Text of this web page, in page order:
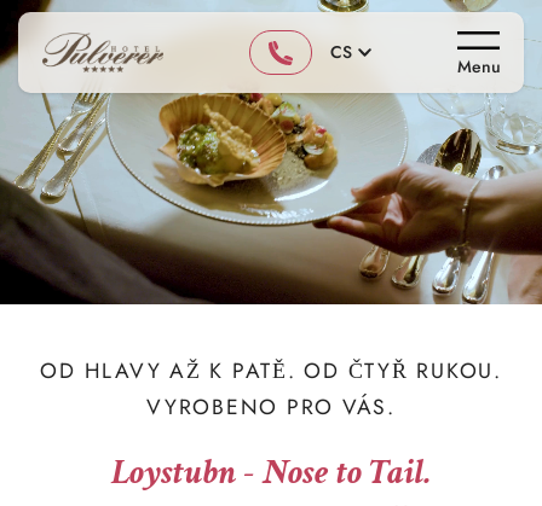
CS
Menu
OD HLAVY AŽ K PATĚ. OD ČTYŘ RUKOU.
VYROBENO PRO VÁS.
Loystubn - Nose to Tail.